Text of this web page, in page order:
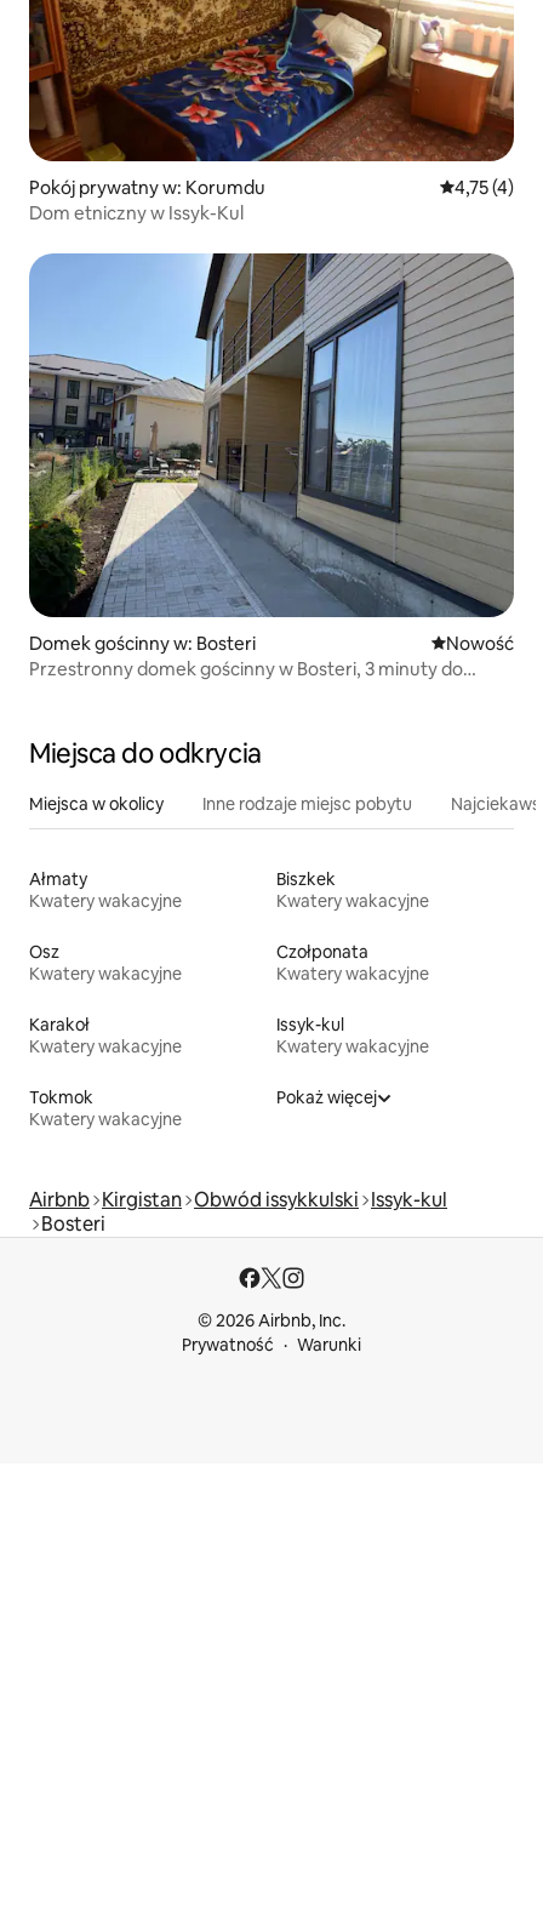
Pokój prywatny w: Korumdu Średnia
4,75 (4)
Dom etniczny w Issyk-Kul
Domek gościnny w: Bosteri Nowe
Nowość
Przestronny domek gościnny w Bosteri, 3 minuty do
Miejsca do odkrycia
Miejsca w okolicy Inne rodzaje miejsc pobytu
Ałmaty
Kwatery wakacyjne
Biszkek
Kwatery wakacyjne
Osz
Kwatery wakacyjne
Czołponata
Kwatery wakacyjne
Karakoł
Kwatery wakacyjne
Issyk-kul
Kwatery wakacyjne
Tokmok
Kwatery wakacyjne
Pokaż więcej
Airbnb Kirgistan Obwód issykkulski Issyk-kul
Bosteri
© 2026 Airbnb, Inc.
Prywatność
Warunki